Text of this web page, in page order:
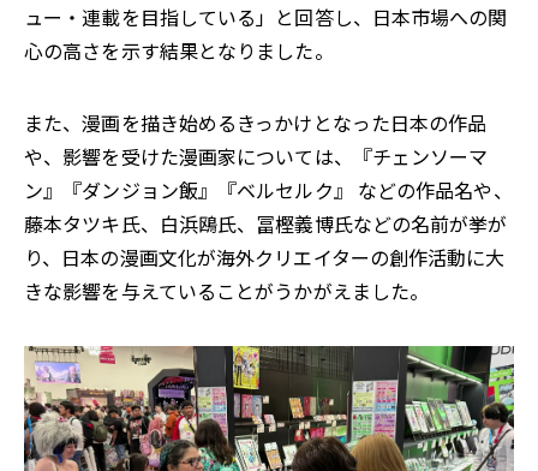
ュー・連載を目指している」と回答し、日本市場への関
心の高さを示す結果となりました。
また、漫画を描き始めるきっかけとなった日本の作品
や、影響を受けた漫画家については、『チェンソーマ
ン』『ダンジョン飯』『ベルセルク』 などの作品名や、
藤本タツキ氏、白浜鴎氏、冨樫義博氏などの名前が挙が
り、日本の漫画文化が海外クリエイターの創作活動に大
きな影響を与えていることがうかがえました。